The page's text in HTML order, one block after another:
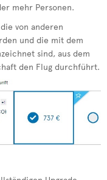
mehr Personen.
von anderen
und die mit dem
sind, aus dem
den Flug durchführt.